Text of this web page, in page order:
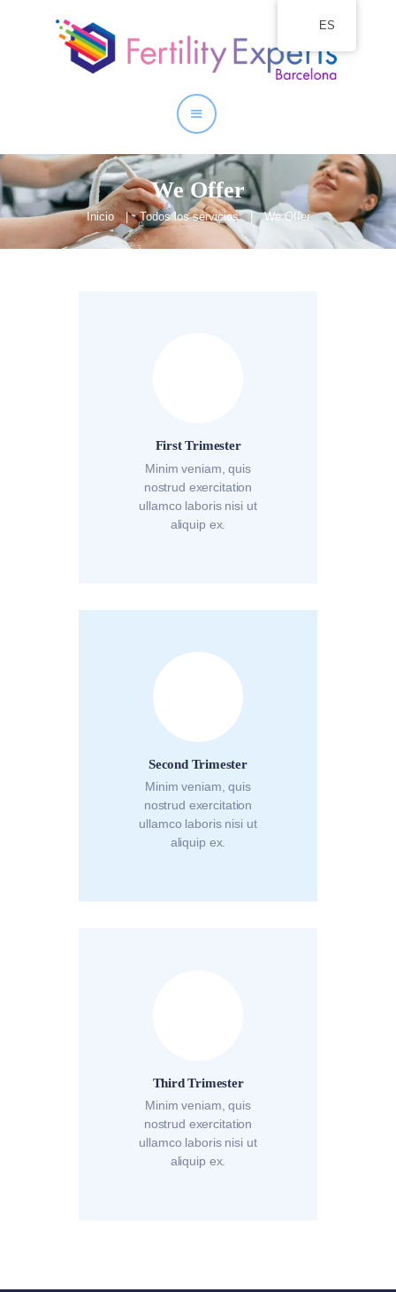
We Offer
Inicio Todos los servicios We Offer
Inicio
Nuestros Servicios
First Trimester
Minim veniam, quis
nostrud exercitation
ullamco laboris nisi ut
aliquip ex.
Second Trimester
Minim veniam, quis
nostrud exercitation
ullamco laboris nisi ut
aliquip ex.
Third Trimester
Minim veniam, quis
nostrud exercitation
ullamco laboris nisi ut
aliquip ex.
ES